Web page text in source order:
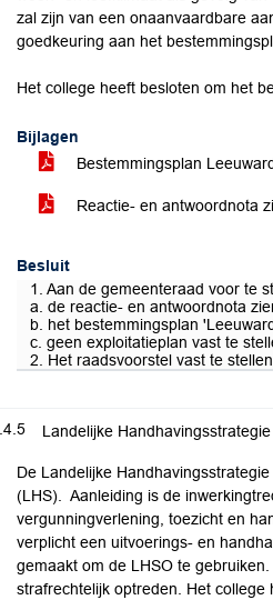
zal zijn van een onaanvaardbare
goedkeuring aan het
Het college heeft besloten om het
Bijlagen
Bestemmingsplan
Reactie- en antwoordnota
Besluit
1. Aan de gemeenteraad voor te
a. de reactie- en antwoordnota
b. het bestemmingsplan
c. geen exploitatieplan vast te
2. Het raadsvoorstel vast te stellen.
Landelijke
De Landelijke
(LHS). Aanleiding is de
vergunningverlening, toezicht en
verplicht een uitvoerings- en
gemaakt om de LHSO te
strafrechtelijk optreden. Het college